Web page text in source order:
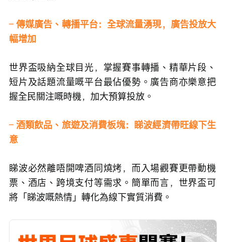
– 傳媒廣告、轉播平台：全球流量湧現，廣告投放大
幅增加
世界盃吸納全球目光，掌握賽事轉播、精華片段、
短片及話題流量嘅平台最佔優勢。廣告商亦樂意把
握全民關注嘅時機，加大預算投放。
– 酒類飲品、旅遊及消費板塊：睇波經濟帶旺線下生
意
睇波必然離唔開啤酒同燒烤，而入場觀賽更帶動機
票、酒店、跨境支付等需求。簡單而言，世界盃可
將「睇波嘅熱情」轉化為線下實質消費。